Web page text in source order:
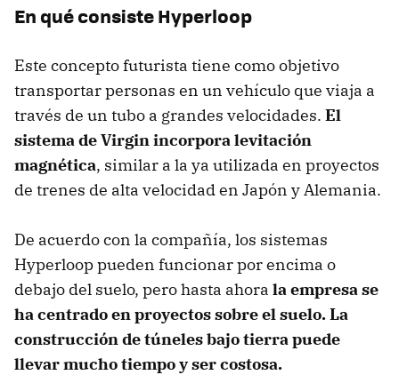
En qué consiste Hyperloop
Este concepto futurista tiene como objetivo
transportar personas en un vehículo que viaja a
través de un tubo a grandes velocidades. El
sistema de Virgin incorpora levitación
magnética, similar a la ya utilizada en proyectos
de trenes de alta velocidad en Japón y Alemania.
De acuerdo con la compañía, los sistemas
Hyperloop pueden funcionar por encima o
debajo del suelo, pero hasta ahora la empresa se
ha centrado en proyectos sobre el suelo. La
construcción de túneles bajo tierra puede
llevar mucho tiempo y ser costosa.